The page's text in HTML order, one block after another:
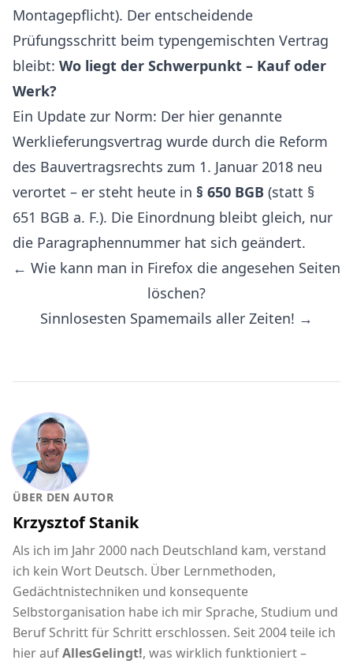
Montagepflicht). Der entscheidende
Prüfungsschritt beim typengemischten Vertrag
bleibt: Wo liegt der Schwerpunkt – Kauf oder
Werk?
Ein Update zur Norm: Der hier genannte
Werklieferungsvertrag wurde durch die Reform
des Bauvertragsrechts zum 1. Januar 2018 neu
verortet – er steht heute in § 650 BGB (statt §
651 BGB a. F.). Die Einordnung bleibt gleich, nur
die Paragraphennummer hat sich geändert.
← Wie kann man in Firefox die angesehen Seiten
löschen?
Sinnlosesten Spamemails aller Zeiten! →
ÜBER DEN AUTOR
Krzysztof Stanik
Als ich im Jahr 2000 nach Deutschland kam, verstand
ich kein Wort Deutsch. Über Lernmethoden,
Gedächtnistechniken und konsequente
Selbstorganisation habe ich mir Sprache, Studium und
Beruf Schritt für Schritt erschlossen. Seit 2004 teile ich
hier aufAllesGelingt!, was wirklich funktioniert –